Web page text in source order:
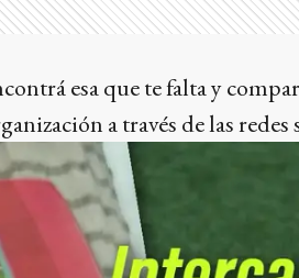
esa que te falta y
a través de las redes